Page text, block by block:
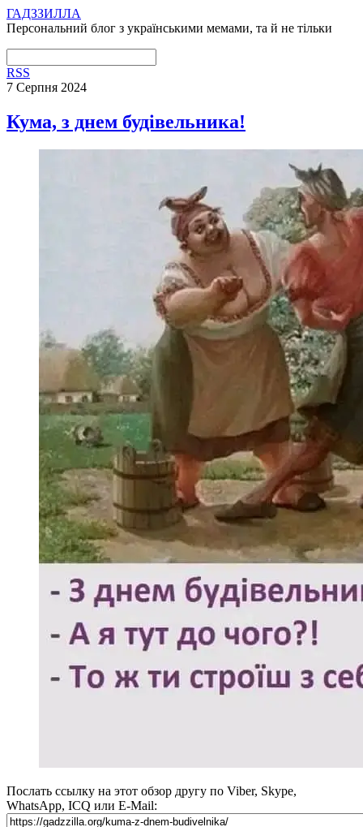
ГАДЗЗИЛЛА
Персональний блог з українськими мемами, та й не тільки
RSS
7 Серпня 2024
Кума, з днем будівельника!
Послать ссылку на этот обзор другу по Viber, Skype,
WhatsApp, ICQ или E-Mail: